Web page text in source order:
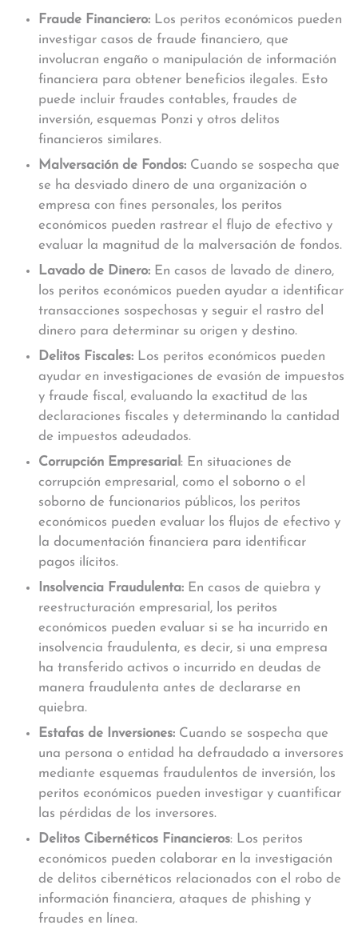
Fraude Financiero: Los peritos económicos pueden
investigar casos de fraude financiero, que
involucran engaño o manipulación de información
financiera para obtener beneficios ilegales. Esto
puede incluir fraudes contables, fraudes de
inversión, esquemas Ponzi y otros delitos
financieros similares.
Malversación de Fondos: Cuando se sospecha que
se ha desviado dinero de una organización o
empresa con fines personales, los peritos
económicos pueden rastrear el flujo de efectivo y
evaluar la magnitud de la malversación de fondos.
Lavado de Dinero: En casos de lavado de dinero,
los peritos económicos pueden ayudar a identificar
transacciones sospechosas y seguir el rastro del
dinero para determinar su origen y destino.
Delitos Fiscales: Los peritos económicos pueden
ayudar en investigaciones de evasión de impuestos
y fraude fiscal, evaluando la exactitud de las
declaraciones fiscales y determinando la cantidad
de impuestos adeudados.
Corrupción Empresarial : En situaciones de
corrupción empresarial, como el soborno o el
soborno de funcionarios públicos, los peritos
económicos pueden evaluar los flujos de efectivo y
la documentación financiera para identificar
pagos ilícitos.
Insolvencia Fraudulenta: En casos de quiebra y
reestructuración empresarial, los peritos
económicos pueden evaluar si se ha incurrido en
insolvencia fraudulenta, es decir, si una empresa
ha transferido activos o incurrido en deudas de
manera fraudulenta antes de declararse en
quiebra.
Estafas de Inversiones: Cuando se sospecha que
una persona o entidad ha defraudado a inversores
mediante esquemas fraudulentos de inversión, los
peritos económicos pueden investigar y cuantificar
las pérdidas de los inversores.
Delitos Cibernéticos Financieros: Los peritos
económicos pueden colaborar en la investigación
de delitos cibernéticos relacionados con el robo de
información financiera, ataques de phishing y
fraudes en línea.